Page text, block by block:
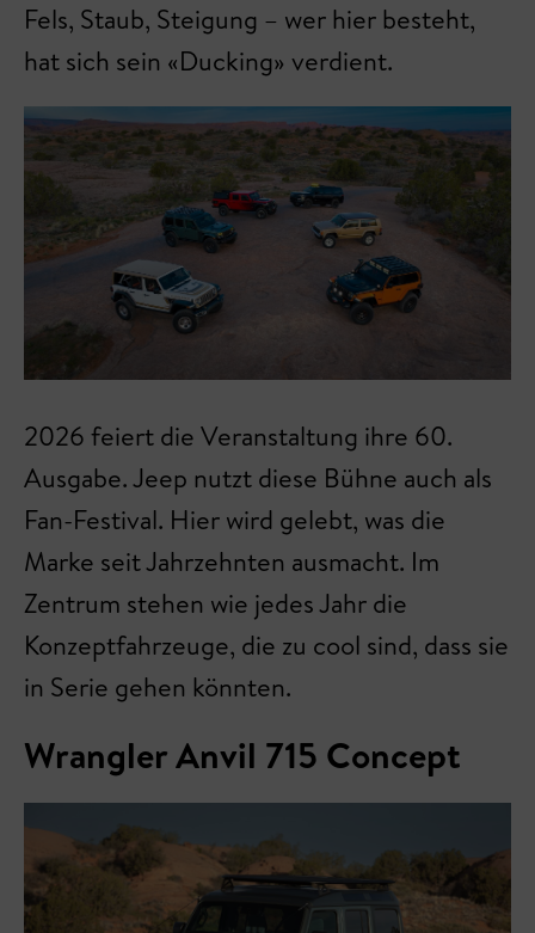
Fels, Staub, Steigung – wer hier besteht,
hat sich sein «Ducking» verdient.
2026 feiert die Veranstaltung ihre 60.
Ausgabe. Jeep nutzt diese Bühne auch als
Fan-Festival. Hier wird gelebt, was die
Marke seit Jahrzehnten ausmacht. Im
Zentrum stehen wie jedes Jahr die
Konzeptfahrzeuge, die zu cool sind, dass sie
in Serie gehen könnten.
Wrangler Anvil 715 Concept